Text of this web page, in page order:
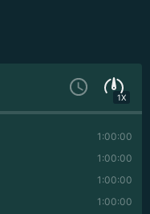
1X
1:00:00
1:00:00
1:00:00
1:00:00